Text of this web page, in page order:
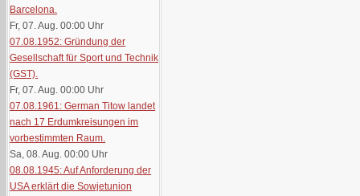
Barcelona.
Fr, 07. Aug. 00:00 Uhr
07.08.1952: Gründung der
Gesellschaft für Sport und Technik
(GST).
Fr, 07. Aug. 00:00 Uhr
07.08.1961: German Titow landet
nach 17 Erdumkreisungen im
vorbestimmten Raum.
Sa, 08. Aug. 00:00 Uhr
08.08.1945: Auf Anforderung der
USA erklärt die Sowjetunion